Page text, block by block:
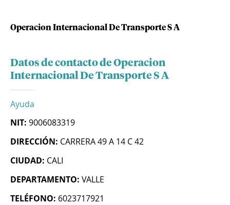
Operacion Internacional De Transporte S A
Datos de contacto de Operacion
Internacional De Transporte S A
Ayuda
NIT: 9006083319
DIRECCIÓN: CARRERA 49 A 14 C 42
CIUDAD: CALI
DEPARTAMENTO: VALLE
TELÉFONO: 6023717921